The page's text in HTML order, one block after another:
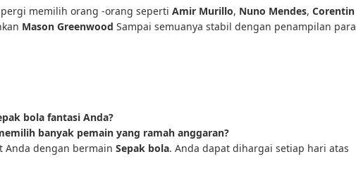
pergi memilih orang -orang seperti Amir Murillo, Nuno Mendes, Corentin
Mason Greenwood Sampai semuanya stabil dengan penampilan para
bola fantasi Anda?
banyak pemain yang ramah anggaran?
Anda dengan bermain Sepak bola. Anda dapat dihargai setiap hari atas